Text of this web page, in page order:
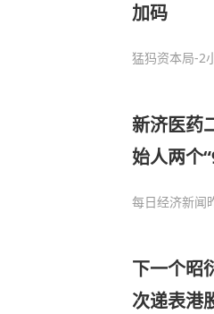
加码
猛犸资本局-2
新济医药
始人两个
每日经济新闻
下一个昭
次递表港